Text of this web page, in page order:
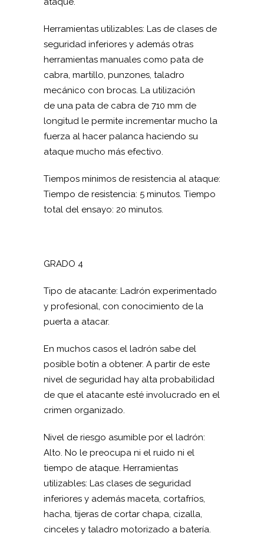
Herramientas utilizables: Las de clases de
seguridad inferiores y además otras
herramientas manuales como pata de
cabra, martillo, punzones, taladro
mecánico con brocas. La utilización
de una pata de cabra de 710 mm de
longitud le permite incrementar mucho la
fuerza al hacer palanca haciendo su
ataque mucho más efectivo.
Tiempos mínimos de resistencia al ataque:
Tiempo de resistencia: 5 minutos. Tiempo
total del ensayo: 20 minutos.
GRADO 4
Tipo de atacante: Ladrón experimentado
y profesional, con conocimiento de la
puerta a atacar.
En muchos casos el ladrón sabe del
posible botín a obtener. A partir de este
nivel de seguridad hay alta probabilidad
de que el atacante esté involucrado en el
crimen organizado.
Nivel de riesgo asumible por el ladrón:
Alto. No le preocupa ni el ruido ni el
tiempo de ataque. Herramientas
utilizables: Las clases de seguridad
inferiores y además maceta, cortafríos,
hacha, tijeras de cortar chapa, cizalla,
cinceles y taladro motorizado a batería.